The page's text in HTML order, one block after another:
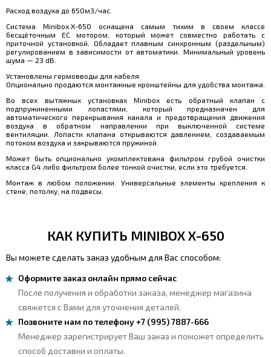
Расход воздуха до 650м3/час.
Система Minibox.X-650 оснащена самым тихим в своем классе
бесщёточным EC мотором, который может совместно работать с
приточной установкой. Обладает плавным синхронным (раздельным)
регулированием в зависимости от автоматики. Минимальный уровень
шума — 23 dB.
Установлены гермовводы для кабеля.
Опционально продаются монтажные кронштейны для удобства монтажа.
Во всех вытяжных установках Minibox есть обратный клапан с
подпружиненными лопастями, который предназначен для
автоматического перекрывания канала и предотвращения движения
воздуха в обратном направлении при выключенной системе
вентиляции. Лопасти клапана открываются давлением, создаваемым
потоком воздуха и закрываются пружиной.
Может быть опционально укомплектована фильтром грубой очистки
класса G4 либо фильтром более тонкой очистки, если это требуется.
Монтаж в любом положении. Универсальные элементы крепления к
стене, потолку, на подвесы.
КАК КУПИТЬ MINIBOX X-650
Вы можете сделать заказ удобным для Вас способом:
Оформите заказ онлайн прямо сейчас
После получения и обработки заказа, менеджер магазина
свяжется с Вами для уточнения деталей.
Позвоните нам по телефону +7 (995) 7887-666
Менеджер зарегистрирует Ваш заказ и поможет определить
способ доставки и оплаты.